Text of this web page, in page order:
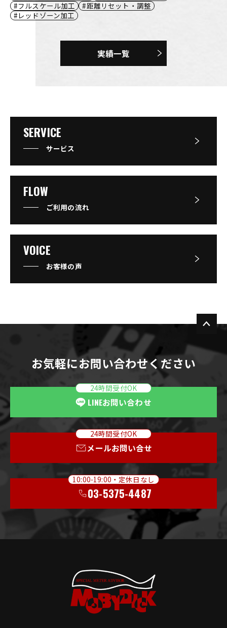
フルスケール加工
距離リセット・調整
レッドゾーン加工
実績一覧
SERVICE
サービス
FLOW
ご利用の流れ
VOICE
お客様の声
お気軽にお問い合わせください
24時間受付OK
LINEお問い合わせ
24時間受付OK
メールお問い合せ
10:00-19:00・定休日なし
03-5375-4487